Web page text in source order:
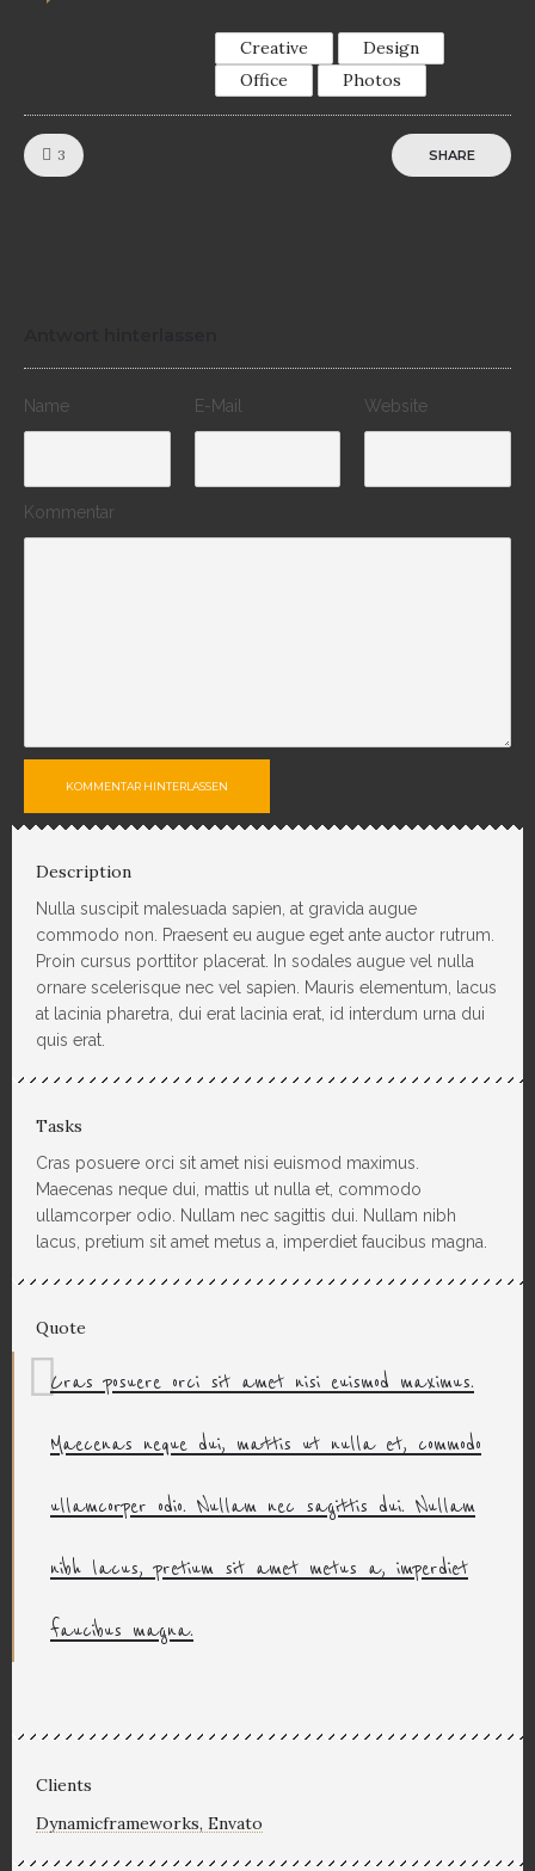
Creative
Design
Office
Photos
3 Like! SHARE
Name E-Mail Website
Kommentar
KOMMENTAR HINTERLASSEN
Description
Nulla suscipit malesuada sapien, at gravida augue
commodo non. Praesent eu augue eget ante auctor rutrum.
Proin cursus porttitor placerat. In sodales augue vel nulla
ornare scelerisque nec vel sapien. Mauris elementum, lacus
at lacinia pharetra, dui erat lacinia erat, id interdum urna dui
quis erat.
Tasks
Cras posuere orci sit amet nisi euismod maximus.
Maecenas neque dui, mattis ut nulla et, commodo
ullamcorper odio. Nullam nec sagittis dui. Nullam nibh
lacus, pretium sit amet metus a, imperdiet faucibus magna.
Quote
Cras posuere orci sit amet nisi euismod maximus.
Maecenas neque dui, mattis ut nulla et, commodo
ullamcorper odio. Nullam nec sagittis dui. Nullam
nibh lacus, pretium sit amet metus a, imperdiet
faucibus magna.
Clients
Dynamicframeworks, Envato